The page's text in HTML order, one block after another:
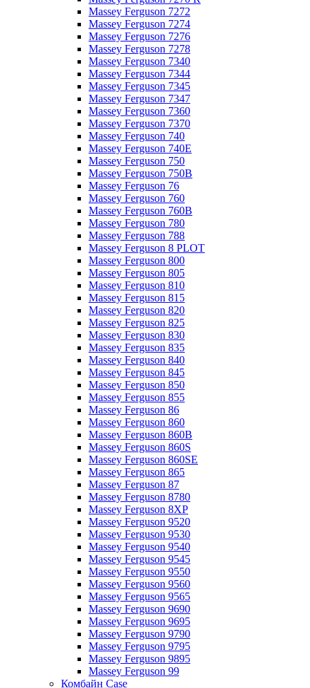
Massey Ferguson 7272
Massey Ferguson 7274
Massey Ferguson 7276
Massey Ferguson 7278
Massey Ferguson 7340
Massey Ferguson 7344
Massey Ferguson 7345
Massey Ferguson 7347
Massey Ferguson 7360
Massey Ferguson 7370
Massey Ferguson 740
Massey Ferguson 740E
Massey Ferguson 750
Massey Ferguson 750B
Massey Ferguson 76
Massey Ferguson 760
Massey Ferguson 760B
Massey Ferguson 780
Massey Ferguson 788
Massey Ferguson 8 PLOT
Massey Ferguson 800
Massey Ferguson 805
Massey Ferguson 810
Massey Ferguson 815
Massey Ferguson 820
Massey Ferguson 825
Massey Ferguson 830
Massey Ferguson 835
Massey Ferguson 840
Massey Ferguson 845
Massey Ferguson 850
Massey Ferguson 855
Massey Ferguson 86
Massey Ferguson 860
Massey Ferguson 860B
Massey Ferguson 860S
Massey Ferguson 860SE
Massey Ferguson 865
Massey Ferguson 87
Massey Ferguson 8780
Massey Ferguson 8XP
Massey Ferguson 9520
Massey Ferguson 9530
Massey Ferguson 9540
Massey Ferguson 9545
Massey Ferguson 9550
Massey Ferguson 9560
Massey Ferguson 9565
Massey Ferguson 9690
Massey Ferguson 9695
Massey Ferguson 9790
Massey Ferguson 9795
Massey Ferguson 9895
Massey Ferguson 99
Комбайн Case